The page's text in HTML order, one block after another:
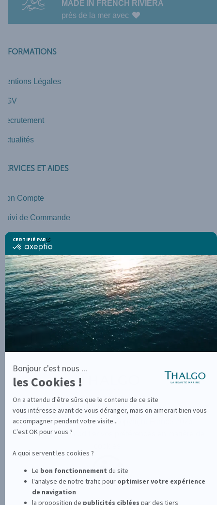
MADE IN FRENCH RIVIERA
près de la mer avec
INFORMATIONS
Mentions Légales
CGV
Recrutement
Actualités
SERVICES ET AIDES
Mon Compte
Suivi de Commande
Service Client
Programme de Fidélité
Télécharger la brochure THALGO
SUIVEZ-NOUS SUR
Nouvelle-Zélande
Retour au portail monde
Copyright France 2026
Cliquez-ici pour modifier vos préférences en matière de